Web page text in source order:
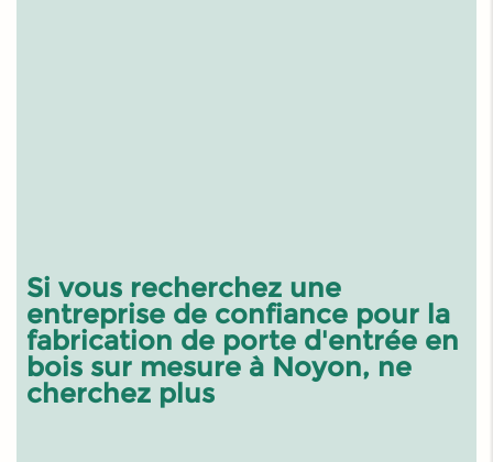
Si vous recherchez une
entreprise de confiance pour la
fabrication de porte d'entrée en
bois sur mesure à Noyon, ne
cherchez plus